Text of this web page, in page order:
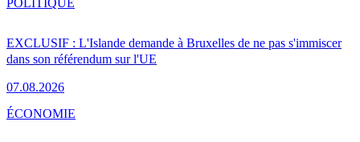
EXCLUSIF : L'Islande demande à Bruxelles de ne pas s'immiscer
dans son référendum sur l'UE
07.08.2026
POLITIQUE
ÉCONOMIE